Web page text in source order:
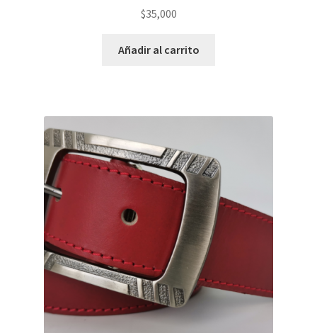
$35,000
Añadir al carrito